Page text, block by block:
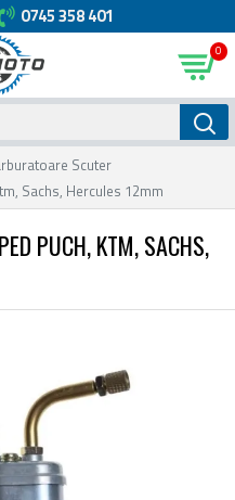
0745 358 401
0
Scuter
Sachs, Hercules 12mm
PUCH, KTM, SACHS,